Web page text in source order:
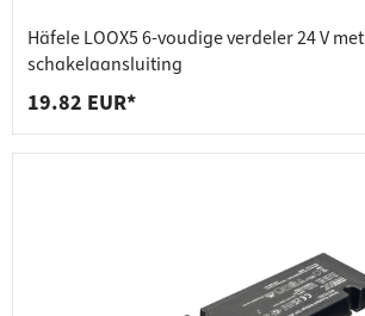
Häfele LOOX5 6-voudige verdeler 24 V met
schakelaansluiting
19.82 EUR*